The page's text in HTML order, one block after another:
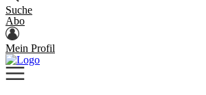
Suche
Abo
Mein Profil